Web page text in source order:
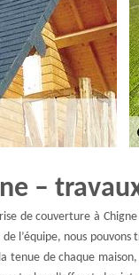
–
de couverture à
l’équipe, nous
tenue de chaque